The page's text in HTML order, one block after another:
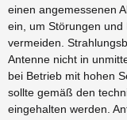
einen angemessenen
ein, um Störungen und
vermeiden.
Antenne nicht in
bei Betrieb mit hohen
sollte gemäß den
eingehalten werden.